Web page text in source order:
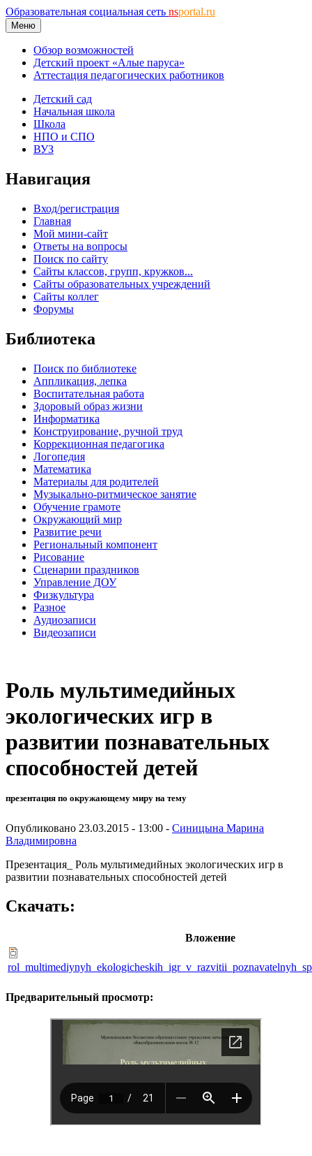
Образовательная социальная сеть nsportal.ru
Меню
Обзор возможностей
Детский проект «Алые паруса»
Аттестация педагогических работников
Детский сад
Начальная школа
Школа
НПО и СПО
ВУЗ
Навигация
Вход/регистрация
Главная
Мой мини-сайт
Ответы на вопросы
Поиск по сайту
Сайты классов, групп, кружков...
Сайты образовательных учреждений
Сайты коллег
Форумы
Библиотека
Поиск по библиотеке
Аппликация, лепка
Воспитательная работа
Здоровый образ жизни
Информатика
Конструирование, ручной труд
Коррекционная педагогика
Логопедия
Математика
Материалы для родителей
Музыкально-ритмическое занятие
Обучение грамоте
Окружающий мир
Развитие речи
Региональный компонент
Рисование
Сценарии праздников
Управление ДОУ
Физкультура
Разное
Аудиозаписи
Видеозаписи
Роль мультимедийных
экологических игр в
развитии познавательных
способностей детей
презентация по окружающему миру на тему
Опубликовано 23.03.2015 - 13:00 - Синицына Марина
Владимировна
Презентация_ Роль мультимедийных экологических игр в
развитии познавательных способностей детей
Скачать:
Вложение
Предварительный просмотр: